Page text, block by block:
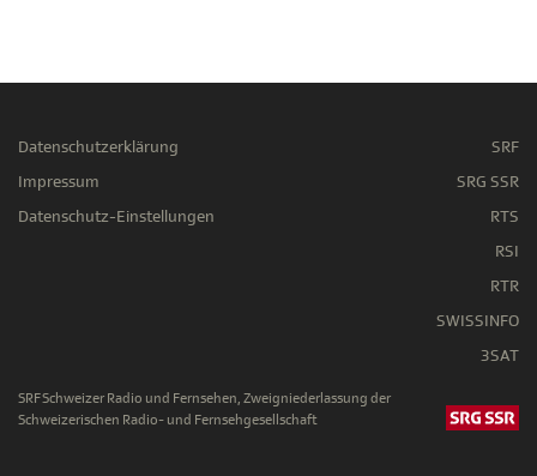
Datenschutzerklärung
Impressum
Datenschutz-Einstellungen
SRF
SRG SSR
RTS
RSI
RTR
SWISSINFO
3SAT
SRF Schweizer Radio und Fernsehen, Zweigniederlassung der
Schweizerischen Radio- und Fernsehgesellschaft